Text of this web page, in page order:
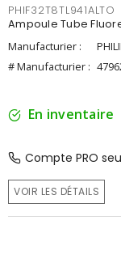
PHIF32T8TL941ALTO
Ampoule Tube
Manufacturier :
# Manufacturier :
En inventaire
Compte PRO
VOIR LES DÉTAILS